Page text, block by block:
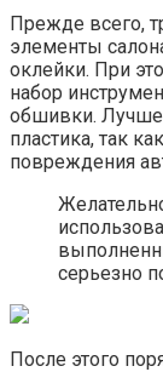
Прежде всего,
элементы
оклейки. При
набор
обшивки. Лучше
пластика, так
повреждения
серьезно
После этого